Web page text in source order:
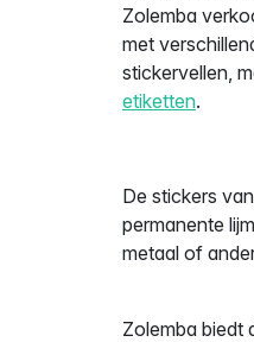
Zolemba
met
stickervellen,
etiketten.
De stickers
permanente
metaal of
Zolemba biedt